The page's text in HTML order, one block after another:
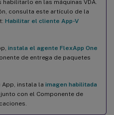
en las máquinas VDA.
consulta este artículo de la
Habilitar el cliente App-V
instala el agente FlexApp One
de entrega de paquetes
App, instala la imagen habilitada
junto con el Componente de